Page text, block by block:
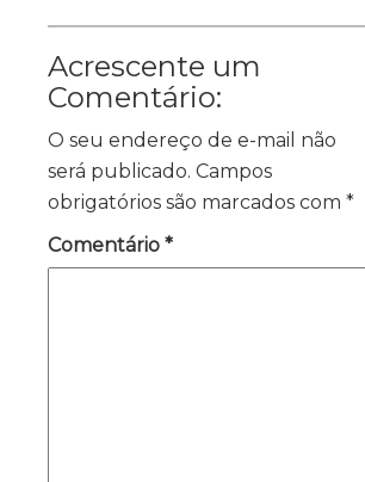
Acrescente um
Comentário:
O seu endereço de e-mail não
será publicado. Campos
obrigatórios são marcados com *
Comentário *